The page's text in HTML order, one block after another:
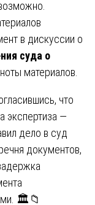
в дискуссии о
суда о
материалов.
что
экспертиза —
дело в суд
документов,
🏛️📁